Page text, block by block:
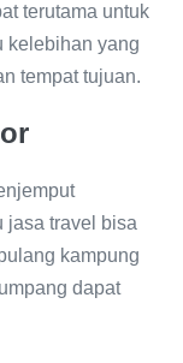
terutama untuk
kelebihan yang
tempat tujuan.
jasa travel bisa
kampung
dapat